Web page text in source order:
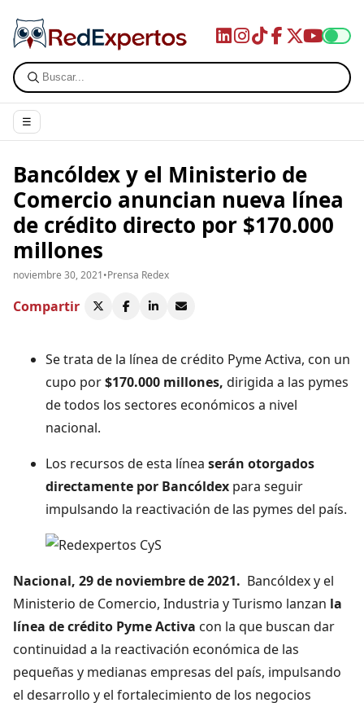
☰
Bancóldex y el Ministerio de
Comercio anuncian nueva línea
de crédito directo por $170.000
millones
noviembre 30, 2021•Prensa Redex
Compartir
Se trata de la línea de crédito Pyme Activa, con un
cupo por$170.000 millones, dirigida a las pymes
de todos los sectores económicos a nivel
nacional.
Los recursos de esta línea serán otorgados
directamente por Bancóldex para seguir
impulsando la reactivación de las pymes del país.
Nacional, 29 de noviembre de 2021. Bancóldex y el
Ministerio de Comercio, Industria y Turismo lanzan la
línea de crédito Pyme Activa con la que buscan dar
continuidad a la reactivación económica de las
pequeñas y medianas empresas del país, impulsando
el desarrollo y el fortalecimiento de los negocios